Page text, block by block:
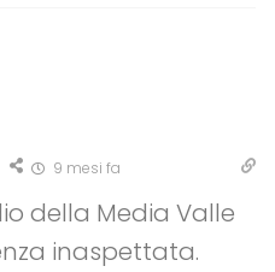
9 mesi fa
della Media Valle
inaspettata.